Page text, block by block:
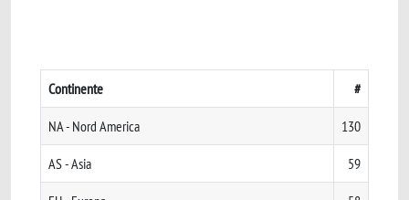
Continente #
NA - Nord America 130
AS - Asia 59